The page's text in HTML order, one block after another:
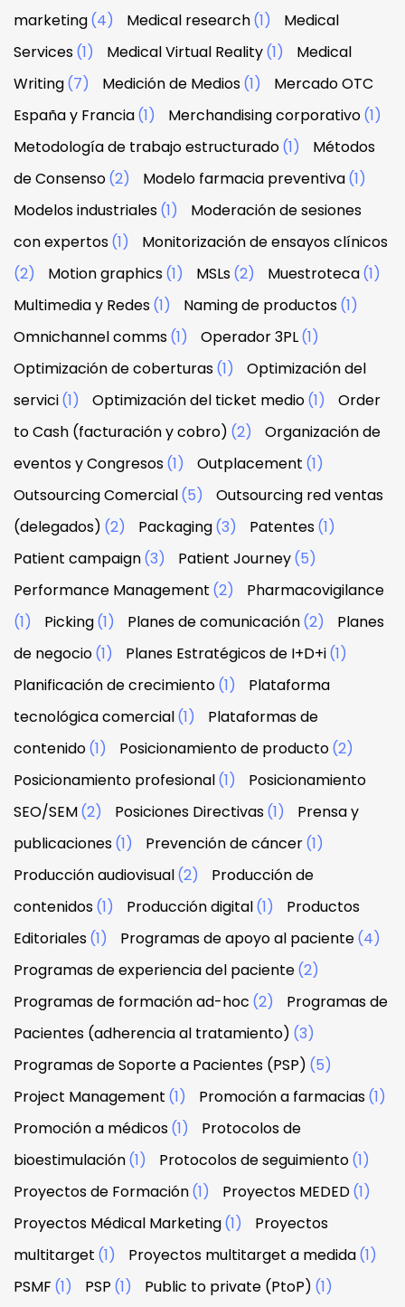
marketing(4) Medical research(1)
Medical
Services(1) Medical Virtual Reality(1)
Medical
Writing(7) Medición de Medios(1)
Mercado OTC
España y Francia(1) Merchandising corporativo(1)
Metodología de trabajo estructurado(1)
Métodos
de Consenso(2) Modelo farmacia preventiva(1)
Modelos industriales(1)
Moderación de sesiones
con expertos(1)
Monitorización de ensayos clínicos
(2)
Motion graphics(1) MSLs(2) Muestroteca(1)
Multimedia y Redes(1) Naming de productos(1)
Omnichannel comms(1) Operador 3PL(1)
Optimización de coberturas(1)
Optimización del
servici(1) Optimización del ticket medio(1)
Order
to Cash (facturación y cobro) (2)
Organización de
eventos y Congresos(1) Outplacement (1)
Outsourcing Comercial(5)
Outsourcing red ventas
(delegados) (2) Packaging(3) Patentes(1)
Patient campaign(3) Patient Journey(5)
Performance Management (2)
Pharmacovigilance
(1)
Picking(1) Planes de comunicación(2)
Planes
de negocio(1) Planes Estratégicos de I+D+i(1)
Planificación de crecimiento(1)
Plataforma
tecnológica comercial(1)
Plataformas de
contenido(1) Posicionamiento de producto(2)
Posicionamiento profesional(1)
Posicionamiento
SEO/SEM(2) Posiciones Directivas(1)
Prensa y
publicaciones(1) Prevención de cáncer(1)
Producción audiovisual(2)
Producción de
contenidos(1) Producción digital(1)
Productos
Editoriales(1) Programas de apoyo al paciente(4)
Programas de experiencia del paciente(2)
Programas de formación ad-hoc (2)
Programas de
Pacientes (adherencia al tratamiento) (3)
Programas de Soporte a Pacientes (PSP) (5)
Project Management (1) Promoción a farmacias(1)
Promoción a médicos(1)
Protocolos de
bioestimulación(1) Protocolos de seguimiento(1)
Proyectos de Formación(1) Proyectos MEDED(1)
Proyectos Médical Marketing(1)
Proyectos
multitarget (1) Proyectos multitarget a medida(1)
PSMF (1) PSP (1) Public to private (PtoP) (1)